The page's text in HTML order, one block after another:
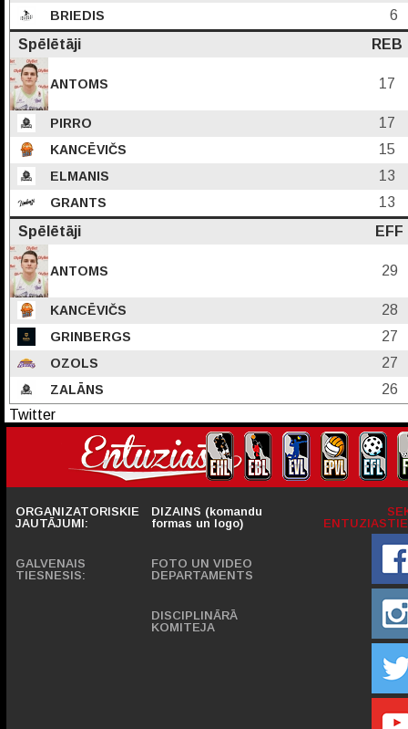
BRIEDIS
6
Spēlētāji
REB
ANTOMS 17
PIRRO 17
KANCĒVIČS 15
ELMANIS 13
GRANTS
13
Spēlētāji
EFF
ANTOMS 29
KANCĒVIČS 28
GRINBERGS 27
OZOLS 27
ZALĀNS
26
Twitter
ORGANIZATORISKIE
JAUTĀJUMI:
GALVENAIS
TIESNESIS:
DIZAINS (komandu
formas un logo)
FOTO UN VIDEO
DEPARTAMENTS
DISCIPLINĀRĀ
KOMITEJA